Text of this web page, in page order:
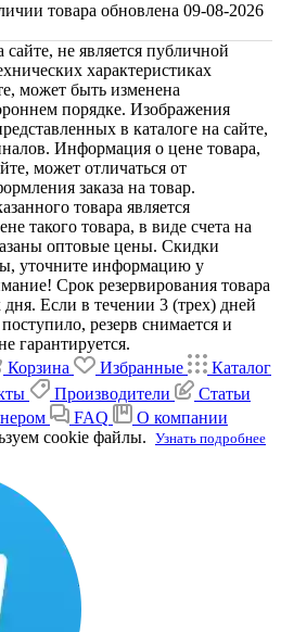
товара обновлена 09-08-2026
не является публичной
характеристиках
может быть изменена
порядке. Изображения
в каталоге на сайте,
Информация о цене товара,
может отличаться от
заказа на товар.
товара является
такого товара, в виде счета на
оптовые цены. Скидки
уточните информацию у
Срок резервирования товара
дня. Если в течении 3 (трех) дней
резерв снимается и
гарантируется.
Корзина Избранные
Каталог
Производители
Статьи
FAQ
О компании
cookie файлы. Узнать подробнее